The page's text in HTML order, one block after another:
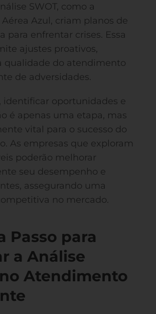
SWOT, como a
Azul, criam planos de
para enfrentar crises. Essa
ajustes proativos,
qualidade do atendimento
de adversidades.
identificar oportunidades e
é apenas uma etapa, mas
vital para o sucesso do
As empresas que exploram
poderão melhorar
seu desempenho e
assegurando uma
no mercado.
Passo para
a Análise
Atendimento